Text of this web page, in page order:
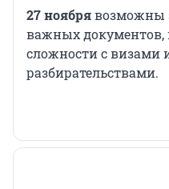
27 ноябрявозможны
важных документов,
сложности с визами
разбирательствами.